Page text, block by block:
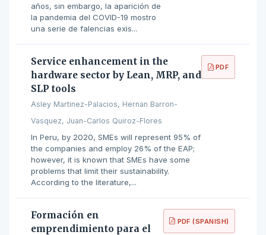
años, sin embargo, la aparición de
la pandemia del COVID-19 mostro
una serie de falencias exis...
Service enhancement in the
hardware sector by Lean, MRP, and
SLP tools
Asley Martinez-Palacios, Hernan Barron-
Vasquez, Juan-Carlos Quiroz-Flores
In Peru, by 2020, SMEs will represent 95% of
the companies and employ 26% of the EAP;
however, it is known that SMEs have some
problems that limit their sustainability.
According to the literature,...
PDF
Formación en
emprendimiento para el
PDF (SPANISH)